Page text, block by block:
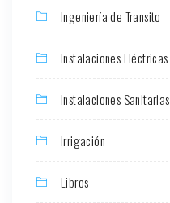
Ingeniería de Transito
Instalaciones Eléctricas
Instalaciones Sanitarias
Irrigación
Libros